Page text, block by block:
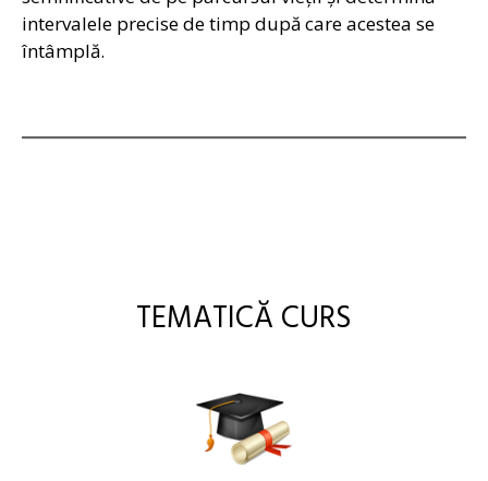
intervalele precise de timp după care acestea se
întâmplă.
TEMATICĂ CURS